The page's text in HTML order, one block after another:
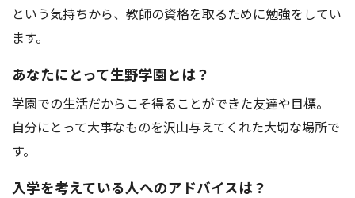
受験生のみなさんへ
アクセス お問い合わせ
という気持ちから、教師の資格を取るために勉強をしてい
ます。
あなたにとって生野学園とは？
学園での生活だからこそ得ることができた友達や目標。
自分にとって大事なものを沢山与えてくれた大切な場所で
す。
入学を考えている人へのアドバイスは？